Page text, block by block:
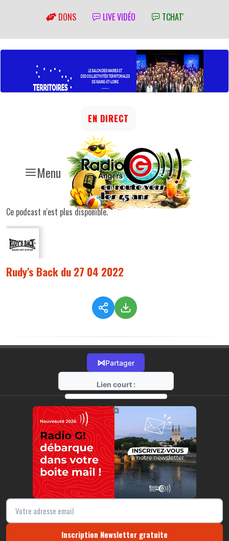
DONS LIVE VIDÉO TCHAT'
Menu
EN DIRECT
Ce podcast n'est plus disponible.
Rudy's Back du 27 04 2022
⋈Partager
Lien court :
https://radio-g.fr?8289
⧉
Inscription Newsletter gratuite